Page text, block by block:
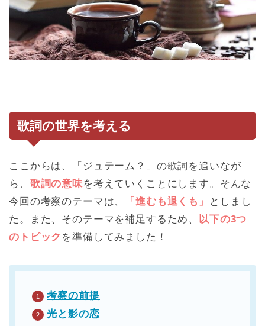
歌詞の世界を考える
ここからは、「ジュテーム？」の歌詞を追いなが
ら、 歌詞の意味を考えていくことにします。そんな
今回の考察のテーマは、
「進むも退くも」
としまし
た。また、そのテーマを補足するため、 以下の3つ
のトピック を準備してみました！
考察の前提
光と影の恋